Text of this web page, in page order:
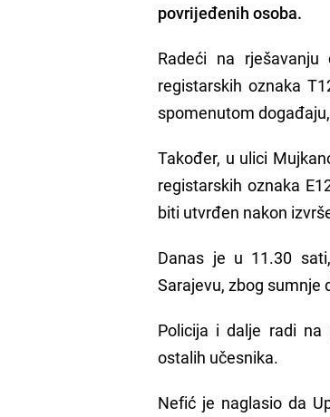
povrijeđenih osoba.
Radeći na
registarskih oznaka
spomenutom
Također, u ulici
registarskih oznaka
biti utvrđen nakon
Danas je u 11.30
Sarajevu, zbog sumnje
Policija i dalje radi na
ostalih učesnika.
Nefić je naglasio da